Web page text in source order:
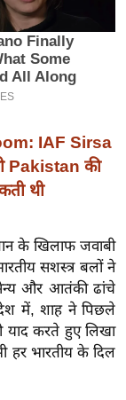
IAF Sirsa
Pakistan की
थी
के खिलाफ जवाबी
सशस्त्र बलों ने
और आतंकी ढांचे
में, शाह ने पिछले
करते हुए लिखा
भारतीय के दिल